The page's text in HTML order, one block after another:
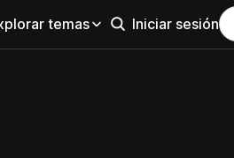
temas Iniciar sesión